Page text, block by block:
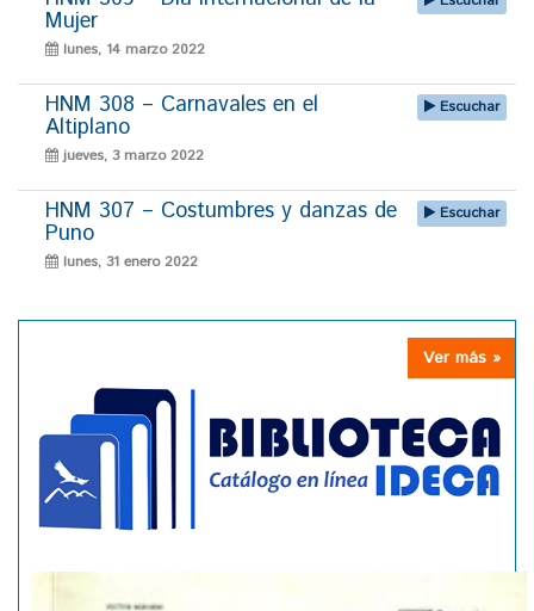
Mujer
lunes, 14 marzo 2022
HNM 308 – Carnavales en el
Altiplano
jueves, 3 marzo 2022
Escuchar
HNM 307 – Costumbres y danzas de
Puno
lunes, 31 enero 2022
Escuchar
Ver más »